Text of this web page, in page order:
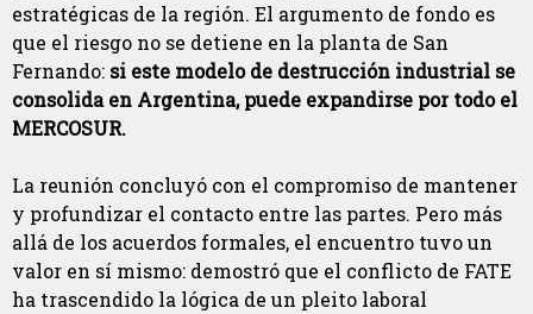
estratégicas de la región. El argumento de fondo es
que el riesgo no se detiene en la planta de San
Fernando: si este modelo de destrucción industrial se
consolida en Argentina, puede expandirse por todo el
MERCOSUR.
La reunión concluyó con el compromiso de mantener
y profundizar el contacto entre las partes. Pero más
allá de los acuerdos formales, el encuentro tuvo un
valor en sí mismo: demostró que el conflicto de FATE
ha trascendido la lógica de un pleito laboral